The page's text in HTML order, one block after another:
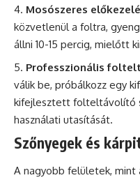
Mosószeres
közvetlenül a foltra,
állni 10-15 percig, mielőtt
Professzionális
válik be, próbálkozz egy
kifejlesztett folteltávolító
használati utasítását.
Szőnyegek és
A nagyobb felületek, mint